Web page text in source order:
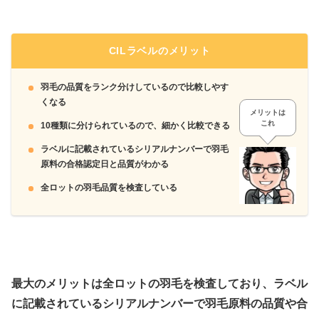
CILラベルのメリット
羽毛の品質をランク分けしているので比較しやす
くなる
10種類に分けられているので、細かく比較できる
ラベルに記載されているシリアルナンバーで羽毛
原料の合格認定日と品質がわかる
全ロットの羽毛品質を検査している
メリットは
これ
最大のメリットは全ロットの羽毛を検査しており、ラベル
に記載されているシリアルナンバーで羽毛原料の品質や合